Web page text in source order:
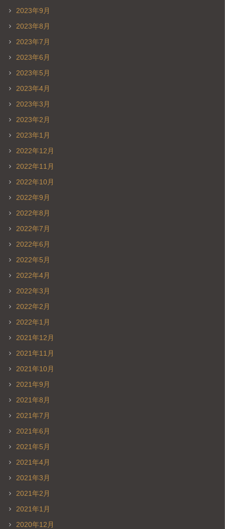
2023年9月
2023年8月
2023年7月
2023年6月
2023年5月
2023年4月
2023年3月
2023年2月
2023年1月
2022年12月
2022年11月
2022年10月
2022年9月
2022年8月
2022年7月
2022年6月
2022年5月
2022年4月
2022年3月
2022年2月
2022年1月
2021年12月
2021年11月
2021年10月
2021年9月
2021年8月
2021年7月
2021年6月
2021年5月
2021年4月
2021年3月
2021年2月
2021年1月
2020年12月